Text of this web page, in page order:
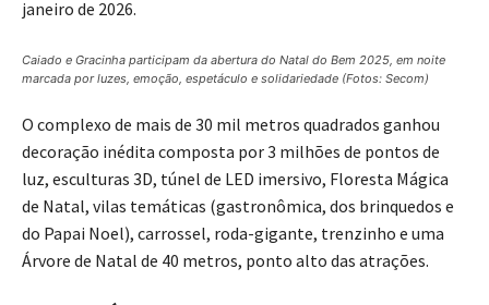
janeiro de 2026.
Caiado e Gracinha participam da abertura do Natal do Bem 2025, em noite
marcada por luzes, emoção, espetáculo e solidariedade (Fotos: Secom)
O complexo de mais de 30 mil metros quadrados ganhou
decoração inédita composta por 3 milhões de pontos de
luz, esculturas 3D, túnel de LED imersivo, Floresta Mágica
de Natal, vilas temáticas (gastronômica, dos brinquedos e
do Papai Noel), carrossel, roda-gigante, trenzinho e uma
Árvore de Natal de 40 metros, ponto alto das atrações.